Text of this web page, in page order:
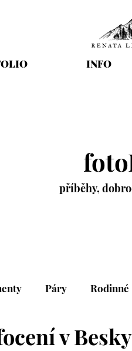
INFO
příběhy,
Páry Rodinné
v